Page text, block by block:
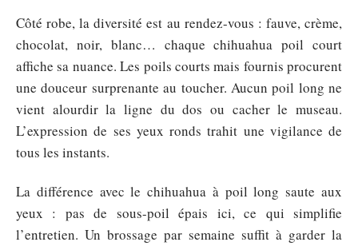
Côté robe, la diversité est au rendez-vous : fauve, crème,
chocolat, noir, blanc… chaque chihuahua poil court
affiche sa nuance. Les poils courts mais fournis procurent
une douceur surprenante au toucher. Aucun poil long ne
vient alourdir la ligne du dos ou cacher le museau.
L’expression de ses yeux ronds trahit une vigilance de
tous les instants.
La différence avec le chihuahua à poil long saute aux
yeux : pas de sous-poil épais ici, ce qui simplifie
l’entretien. Un brossage par semaine suffit à garder la